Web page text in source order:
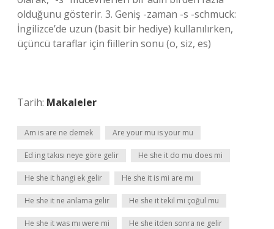
olduğunu gösterir. 3. Geniş -zaman -s -schmuck:
İngilizce’de uzun (basit bir hediye) kullanılırken,
üçüncü taraflar için fiillerin sonu (o, siz, es)
Tarih: Makaleler
Am is are ne demek Are your mu is your mu
Ed ing takısı neye göre gelir He she it do mu does mi
He she it hangi ek gelir He she it is mi are mı
He she it ne anlama gelir He she it tekil mi çoğul mu
He she it was mı were mi He she itden sonra ne gelir